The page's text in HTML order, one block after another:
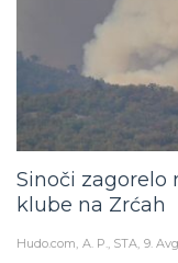
Sinoči zagorelo
klube na Zrćah
Hudo.com A. P., STA 9.